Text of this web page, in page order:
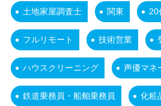
土地家屋調査士 関東 20
フルリモート 技術営業
ハウスクリーニング 声優マネ
鉄道乗務員・船舶乗務員 化粧